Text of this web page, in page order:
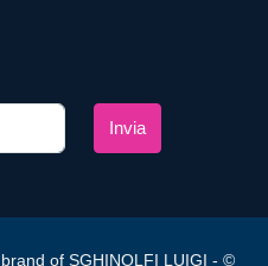
Invia
of SGHINOLFI LUIGI - ©